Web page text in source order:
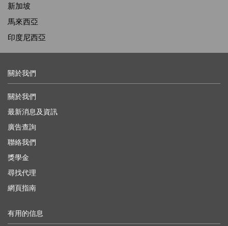
新加坡
馬來西亞
印度尼西亞
關於我們
關於我們
最新消息及資訊
廣告查詢
聯絡我們
獎學金
尋找代理
網頁指南
有用的信息